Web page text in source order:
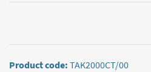
Product code: TAK2000CT/00